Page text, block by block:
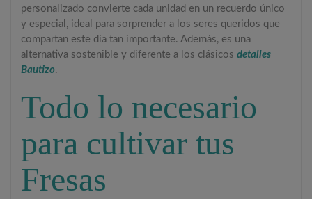
personalizado convierte cada unidad en un recuerdo único
y especial, ideal para sorprender a los seres queridos que
compartan este día tan importante. Además, es una
alternativa sostenible y diferente a los clásicosdetalles
Bautizo.
Todo lo necesario
para cultivar tus
Fresas